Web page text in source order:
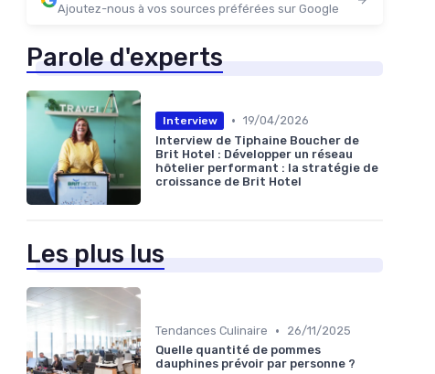
Ajoutez-nous à vos sources préférées sur Google
Parole d'experts
Interview • 19/04/2026
Interview de Tiphaine Boucher de
Brit Hotel : Développer un réseau
hôtelier performant : la stratégie de
croissance de Brit Hotel
Les plus lus
Tendances Culinaire •
26/11/2025
Quelle quantité de pommes
dauphines prévoir par personne ?